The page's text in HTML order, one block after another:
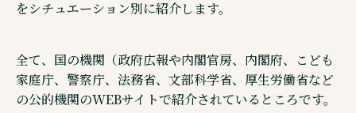
Other Service その他サービスのご案内
通信制高校サポート校・キズキ高等学院
ウェブメディア・不登校オンライン
オンラインコミュニティ・親コミュ
をシチュエーション別に紹介します。
全て、国の機関（政府広報や内閣官房、内閣府、こども
家庭庁、警察庁、法務省、文部科学省、厚生労働省など
の公的機関のWEBサイトで紹介されているところです。